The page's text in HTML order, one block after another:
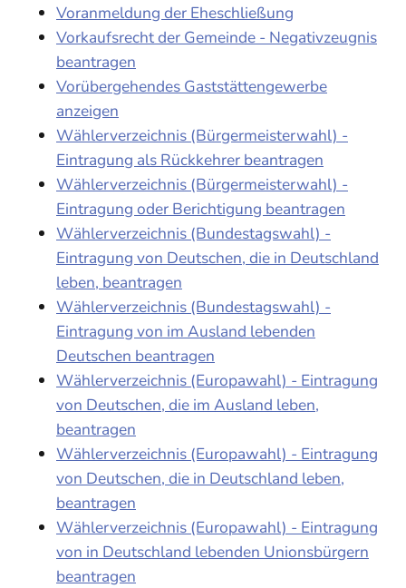
Voranmeldung der Eheschließung
Vorkaufsrecht der Gemeinde - Negativzeugnis
beantragen
Vorübergehendes Gaststättengewerbe
anzeigen
Wählerverzeichnis (Bürgermeisterwahl) -
Eintragung als Rückkehrer beantragen
Wählerverzeichnis (Bürgermeisterwahl) -
Eintragung oder Berichtigung beantragen
Wählerverzeichnis (Bundestagswahl) -
Eintragung von Deutschen, die in Deutschland
leben, beantragen
Wählerverzeichnis (Bundestagswahl) -
Eintragung von im Ausland lebenden
Deutschen beantragen
Wählerverzeichnis (Europawahl) - Eintragung
von Deutschen, die im Ausland leben,
beantragen
Wählerverzeichnis (Europawahl) - Eintragung
von Deutschen, die in Deutschland leben,
beantragen
Wählerverzeichnis (Europawahl) - Eintragung
von in Deutschland lebenden Unionsbürgern
beantragen